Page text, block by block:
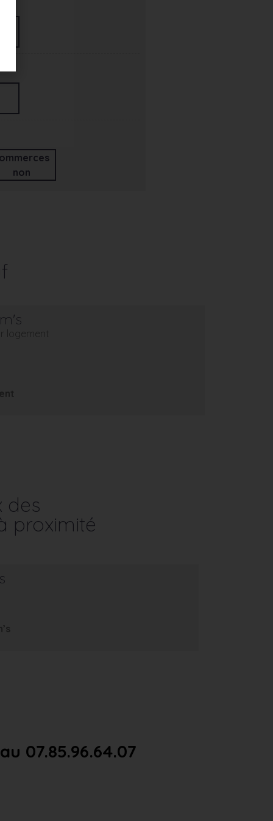
non
logement
des
proximité
07.85.96.64.07